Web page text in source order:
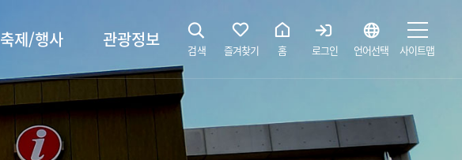
축제/행사 관광정보 검색 즐겨찾기 홈 로그인 언어선택 사이트맵